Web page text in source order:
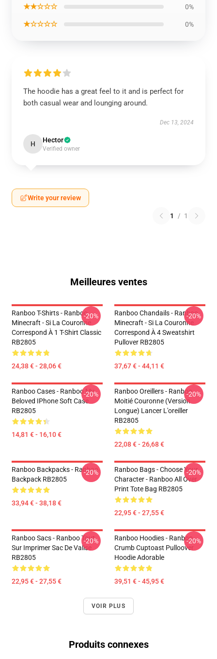
★★☆☆☆ 0%
★☆☆☆☆ 0%
The hoodie has a great feel to it and is perfect for
both casual wear and lounging around.
Dec 13, 2024
H Hector
Verified owner
Write your review
1 / 1
Meilleures ventes
Ranboo T-Shirts - Ranboo
Minecraft - Si La Couronne
Correspond À 1 T-Shirt Classic
RB2805
24,38 € - 28,06 €
-20%
Ranboo Chandails - Ranboo
Minecraft - Si La Couronne
Correspond À 4 Sweatshirt
Pullover RB2805
37,67 € - 44,11 €
-20%
Ranboo Cases - Ranboo My
Beloved IPhone Soft Case
RB2805
14,81 € - 16,10 €
-20%
Ranboo Oreillers - Ranboo
Moitié Couronne (version
Longue) Lancer L'oreiller
RB2805
22,08 € - 26,68 €
-20%
Ranboo Backpacks - Ranboo
Backpack RB2805
33,94 € - 38,18 €
-20%
Ranboo Bags - Choose Your
Character - Ranboo All Over
Print Tote Bag RB2805
22,95 € - 27,55 €
-20%
Ranboo Sacs - Ranboo Tout
Sur Imprimer Sac De Valise
RB2805
22,95 € - 27,55 €
-20%
Ranboo Hoodies - Ranboo
Crumb Cuptoast Pulloover
Hoodie Adorable
39,51 € - 45,95 €
-20%
VOIR PLUS
Produits connexes